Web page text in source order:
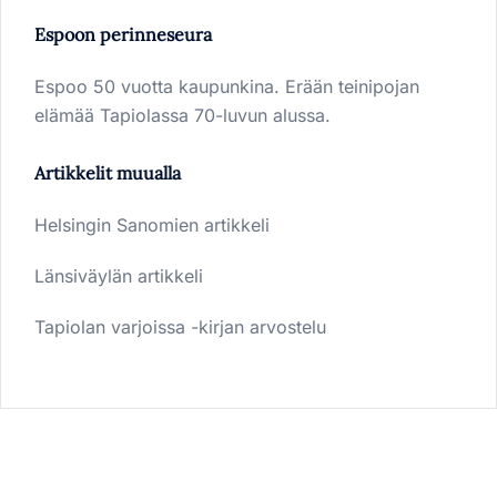
Espoon perinneseura
Espoo 50 vuotta kaupunkina. Erään teinipojan
elämää Tapiolassa 70-luvun alussa.
Artikkelit muualla
Helsingin Sanomien artikkeli
Länsiväylän artikkeli
Tapiolan varjoissa -kirjan arvostelu